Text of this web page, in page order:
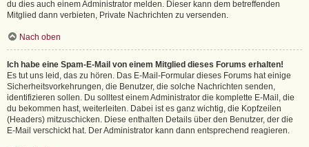
du dies auch einem Administrator melden. Dieser kann dem betreffenden
Mitglied dann verbieten, Private Nachrichten zu versenden.
Nach oben
Ich habe eine Spam-E-Mail von einem Mitglied dieses Forums erhalten!
Es tut uns leid, das zu hören. Das E-Mail-Formular dieses Forums hat einige
Sicherheitsvorkehrungen, die Benutzer, die solche Nachrichten senden,
identifizieren sollen. Du solltest einem Administrator die komplette E-Mail, die
du bekommen hast, weiterleiten. Dabei ist es ganz wichtig, die Kopfzeilen
(Headers) mitzuschicken. Diese enthalten Details über den Benutzer, der die
E-Mail verschickt hat. Der Administrator kann dann entsprechend reagieren.